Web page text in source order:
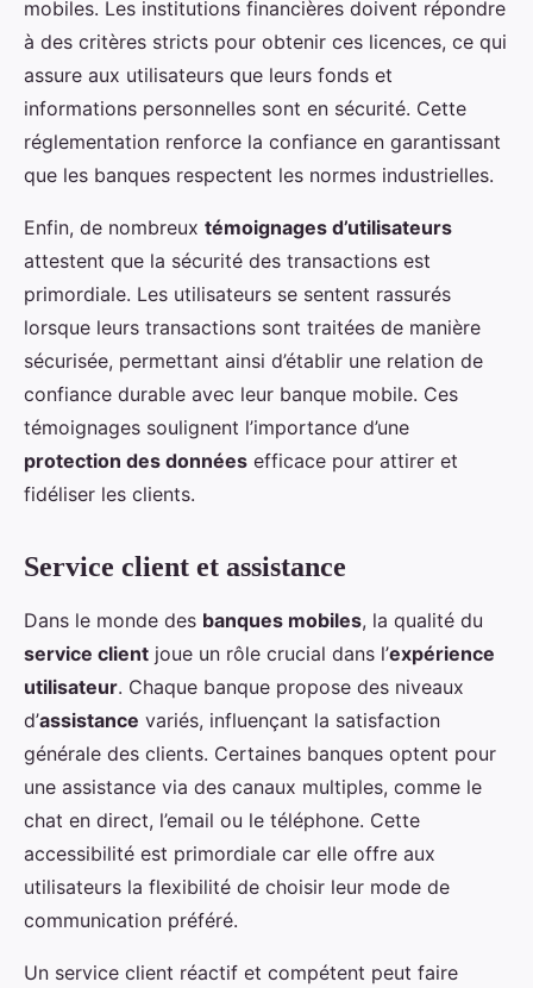
mobiles. Les institutions financières doivent répondre
à des critères stricts pour obtenir ces licences, ce qui
assure aux utilisateurs que leurs fonds et
informations personnelles sont en sécurité. Cette
réglementation renforce la confiance en garantissant
que les banques respectent les normes industrielles.
Enfin, de nombreux témoignages d’utilisateurs
attestent que la sécurité des transactions est
primordiale. Les utilisateurs se sentent rassurés
lorsque leurs transactions sont traitées de manière
sécurisée, permettant ainsi d’établir une relation de
confiance durable avec leur banque mobile. Ces
témoignages soulignent l’importance d’une
protection des données efficace pour attirer et
fidéliser les clients.
Service client et assistance
Dans le monde des banques mobiles, la qualité du
service client joue un rôle crucial dans l’expérience
utilisateur. Chaque banque propose des niveaux
d’assistance variés, influençant la satisfaction
générale des clients. Certaines banques optent pour
une assistance via des canaux multiples, comme le
chat en direct, l’email ou le téléphone. Cette
accessibilité est primordiale car elle offre aux
utilisateurs la flexibilité de choisir leur mode de
communication préféré.
Un service client réactif et compétent peut faire